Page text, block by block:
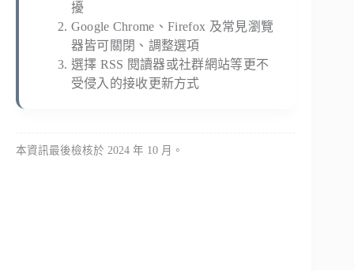
擾
Google Chrome、Firefox 及常見瀏覽
器皆可關閉、調整選項
選擇 RSS 閱讀器或社群網站等更不
受侵入的接收更新方式
本資訊最後檢核於 2024 年 10 月。